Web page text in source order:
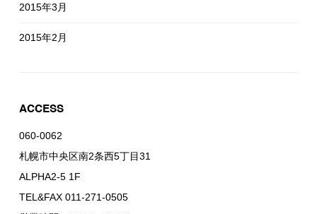
2015年3月
2015年2月
ACCESS
060-0062
札幌市中央区南2条西5丁目31
ALPHA2-5 1F
TEL&FAX 011-271-0505